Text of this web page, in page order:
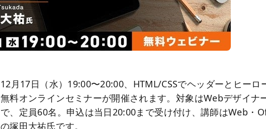
12月17日（水）19:00〜20:00、HTML/CSSでヘッダーとヒーロ
無料オンラインセミナーが開催されます。対象はWebデザイナ
で、定員60名。申込は当日20:00まで受け付け、講師はWeb・
の塚田大祐氏です。